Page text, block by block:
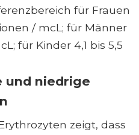
für Frauen
/ mcL; für Männer
für Kinder 4,1 bis 5,5
und niedrige
zeigt, dass